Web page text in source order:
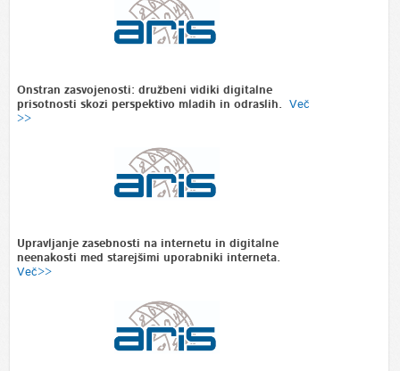
Onstran zasvojenosti: družbeni vidiki digitalne
prisotnosti skozi perspektivo mladih in odraslih.
Več
>>
Upravljanje zasebnosti na internetu in digitalne
neenakosti med starejšimi uporabniki interneta.
Več>>